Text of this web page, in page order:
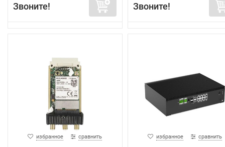
Звоните! Звоните!
избранное сравнить избранное сравнить